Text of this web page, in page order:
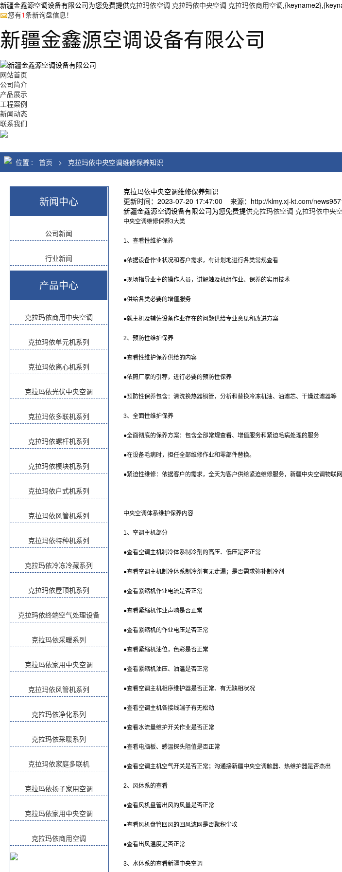
新疆金鑫源空调设备有限公司为您免费提供克拉玛依空调 克拉玛依中央空调 克拉玛依商用空调
您有1条新询盘信息！
网站首页
公司简介
产品展示
工程案例
新闻动态
联系我们
位置 : 首页 > 克拉玛依中央空调维修保养知识
新闻中心
公司新闻
行业新闻
产品中心
克拉玛依商用中央空调
克拉玛依单元机系列
克拉玛依离心机系列
克拉玛依光伏中央空调
克拉玛依多联机系列
克拉玛依螺杆机系列
克拉玛依模块机系列
克拉玛依户式机系列
克拉玛依风管机系列
克拉玛依特种机系列
克拉玛依冷冻冷藏系列
克拉玛依屋顶机系列
克拉玛依终端空气处理设备
克拉玛依采暖系列
克拉玛依家用中央空调
克拉玛依风管机系列
克拉玛依净化系列
克拉玛依采暖系列
克拉玛依家庭多联机
克拉玛依扬子家用空调
克拉玛依家用中央空调
克拉玛依商用空调
克拉玛依中央空调维修保养知识
更新时间：2023-07-20 17:47:00 来源：http://klmy.xj-kt.com/
新疆金鑫源空调设备有限公司为您免费提供克拉玛依空调 克拉玛依中央
中央空调维修保养3大类
1、查看性维护保养
●依据设备作业状况和客户需求，有计划地进行各类常规查看
●现场指导业主的操作人员，讲解触及机组作业、保养的实用技术
●供给各类必要的增值服务
●就主机及辅佐设备作业存在的问题供给专业意见和改进方案
2、预防性维护保养
●查看性维护保养供给的内容
●依照厂家的引荐，进行必要的预防性保养
●预防性保养包含：清洗换热器铜管，分析和替换冷冻机油、油滤芯、干燥过滤器等
3、全面性维护保养
●全面彻底的保养方案：包含全部常规查看、增值服务和紧迫毛病处理的服务
●在设备毛病时，担任全部维修作业和零部件替换。
●紧迫性维修：依据客户的需求，全天为客户供给紧迫维修服务， 新疆中央空调物联
中央空调体系维护保养内容
1、空调主机部分
●查看空调主机制冷体系制冷剂的高压、低压是否正常
●查看空调主机制冷体系制冷剂有无走漏；是否需求弥补制冷剂
●查看紧缩机作业电流是否正常
●查看紧缩机作业声响是否正常
●查看紧缩机的作业电压是否正常
●查看紧缩机油位，色彩是否正常
●查看紧缩机油压、油温是否正常
●查看空调主机相序维护器是否正常、有无缺相状况
●查看空调主机各接线端子有无松动
●查看水流量维护开关作业是否正常
●查看电脑板、感温探头阻值是否正常
●查看空调主机空气开关是否正常；沟通接新疆中央空调触器、热维护器是否杰出
2、风体系的查看
●查看风机盘管出风的风量是否正常
●查看风机盘管回风的回风滤网是否聚积尘埃
●查看出风温度是否正常
3、水体系的查看新疆中央空调